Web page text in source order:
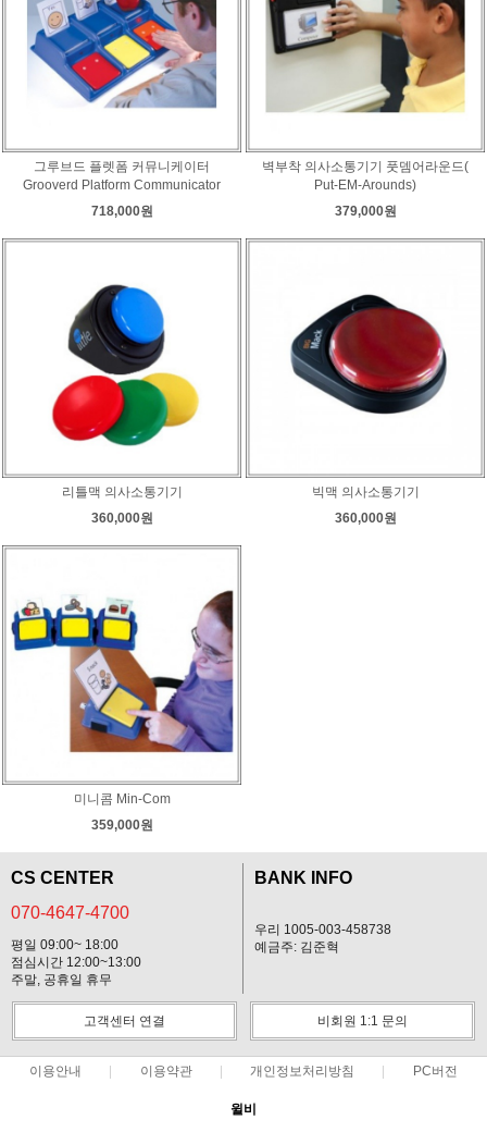
그루브드 플렛폼 커뮤니케이터
Grooverd Platform Communicator
718,000원
벽부착 의사소통기기 풋뎀어라운드(
Put-EM-Arounds)
379,000원
리틀맥 의사소통기기
360,000원
빅맥 의사소통기기
360,000원
미니콤 Min-Com
359,000원
CS CENTER
070-4647-4700
평일 09:00~ 18:00
점심시간 12:00~13:00
주말, 공휴일 휴무
BANK INFO
우리 1005-003-458738
예금주: 김준혁
고객센터 연결 비회원 1:1 문의
이용안내 이용약관 개인정보처리방침 PC버전
윌비